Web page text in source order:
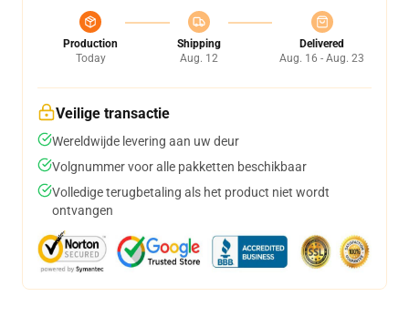
Production
Today
Shipping
Aug. 12
Delivered
Aug. 16 - Aug. 23
Veilige transactie
Wereldwijde levering aan uw deur
Volgnummer voor alle pakketten beschikbaar
Volledige terugbetaling als het product niet wordt
ontvangen